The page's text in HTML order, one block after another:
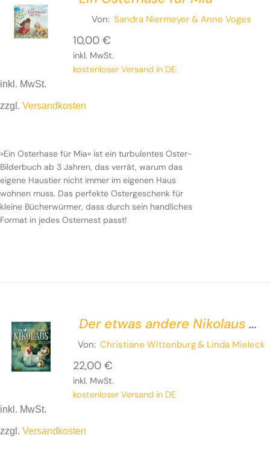
Von: Sandra Niermeyer& Anne Voges
10,00 €
inkl. MwSt.
kostenloser Versand in DE
inkl. MwSt.
zzgl. Versandkosten
Haustier nicht immer im eigenen Haus wohnen muss.
Das perfekte Ostergeschenk für kleine Bücherwürmer,
dass durch sein handliches Format in jedes Osternest
passt!
»Ein Osterhase für Mia« ist ein turbulentes Oster-
Bilderbuch ab 3 Jahren, das verrät, warum das
eigene Haustier nicht immer im eigenen Haus
wohnen muss. Das perfekte Ostergeschenk für
kleine Bücherwürmer, dass durch sein handliches
Format in jedes Osternest passt!
Der etwas andere Nikolaus –
Eine ziemlich wahre
Geschichte
Von: Christiane Wittenburg& Linda Mieleck
22,00 €
inkl. MwSt.
kostenloser Versand in DE
inkl. MwSt.
zzgl. Versandkosten